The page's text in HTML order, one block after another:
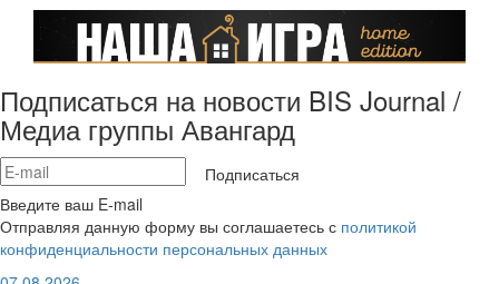
Подписаться на новости BIS Journal /
Медиа группы Авангард
Подписаться
Введите ваш E-mail
Отправляя данную форму вы соглашаетесь с политикой
конфиденциальности персональных данных